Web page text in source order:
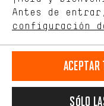
español
ES
RESCINDIR EL CONTRATO
Aviso Legal
Antes de
configuración
de nuestro sitio
comportamiento de
Más confort
cookies de
sociales. Esto nos
adicionales que le
Aceptar
Sólo